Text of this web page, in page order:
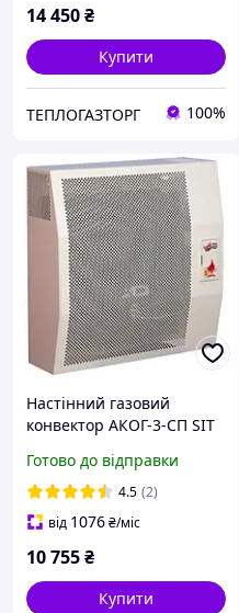
14 450₴
Купити
ТЕПЛОГАЗТОРГ 100%
Настінний газовий
конвектор АКОГ-3-СП SIT
Готово до відправки
4.5 (2)
від 1076₴/міс
10 755₴
Купити